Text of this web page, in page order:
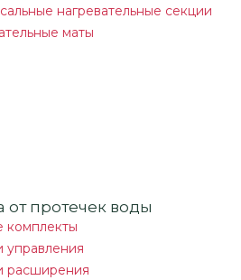
нагревательные секции
маты
от протечек воды
комплекты
управления
расширения